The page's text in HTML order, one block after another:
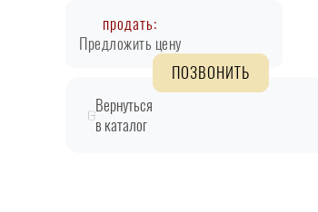
продать:
Предложить цену
ПОЗВОНИТЬ
Вернуться
в каталог